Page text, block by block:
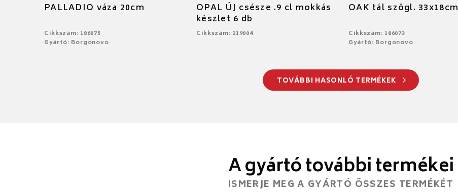
PALLADIO váza 20cm
Cikkszám: 186075
Gyártó: Borgonovo
OPAL ÚJ csésze .9 cl mokkás
készlet 6 db
Cikkszám: 219004
OAK tál szögl. 33x18cm
Cikkszám: 186073
Gyártó: Borgonovo
TOVÁBBI HASONLÓ TERMÉKEK
A gyártó további termékei
ISMERJE MEG A GYÁRTÓ ÖSSZES TERMÉKÉT